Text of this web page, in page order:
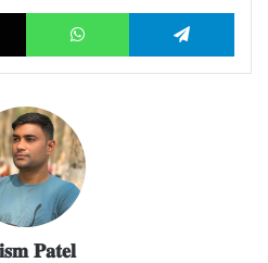
X WhatsApp
𝐏𝐚𝐭𝐞𝐥